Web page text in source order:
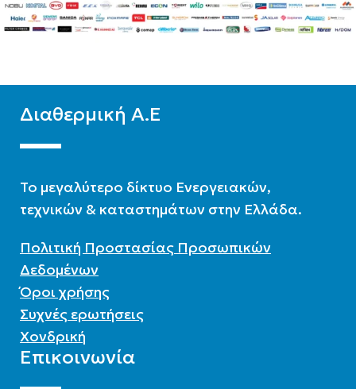
Διαθερμική Α.Ε
To μεγαλύτερο δίκτυο Ενεργειακών,
τεχνικών & καταστημάτων στην Ελλάδα.
Πολιτική Προστασίας Προσωπικών
Δεδομένων
Όροι χρήσης
Συχνές ερωτήσεις
Χονδρική
Επικοινωνία